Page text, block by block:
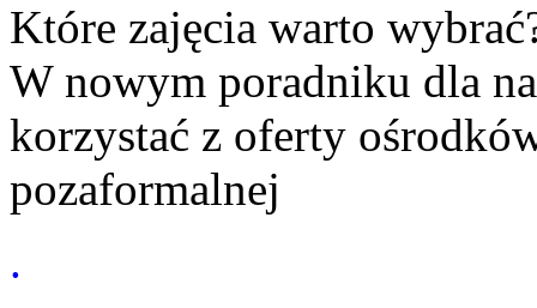
Które zajęcia warto
W nowym poradniku dla
korzystać z oferty
pozaformalnej
.